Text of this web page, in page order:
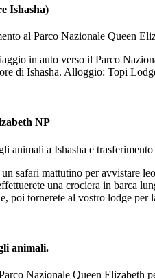
Ishasha)
in auto verso il Parco
di Ishasha. Alloggio: Topi
NP
safari mattutino per avvistare
una crociera in barca
poi tornerete al vostro lodge
animali.